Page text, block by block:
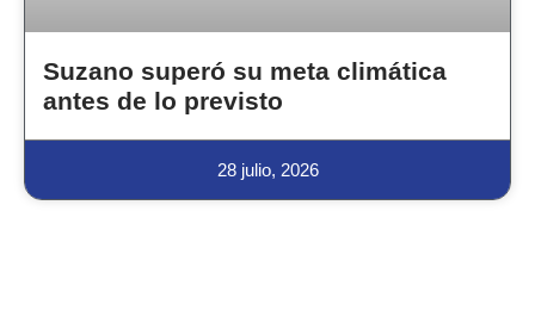
Suzano superó su meta climática
antes de lo previsto
28 julio, 2026